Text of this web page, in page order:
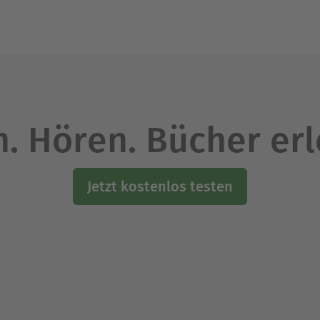
Hören. Bücher
Jetzt kostenlos testen